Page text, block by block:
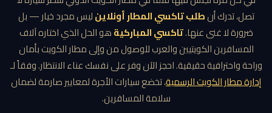
تصل، تدرك أنطلب تاكسي المطار أونلاينليس مجرد خيار — بل
ضرورة لا غنى عنها.تاكسي المباركيةهو الحل الذي اختاره آلاف
المسافرين الكويتيين والعرب للوصول من وإلى مطار الكويت بأمان
وراحة واحترافية حقيقية. احجز الآن وفر على نفسك عناء الانتظار. وفقاً لـ
إدارة مطار الكويت الرسمية، تخضع سيارات الأجرة لمعايير صارمة لضمان
سلامة المسافرين.